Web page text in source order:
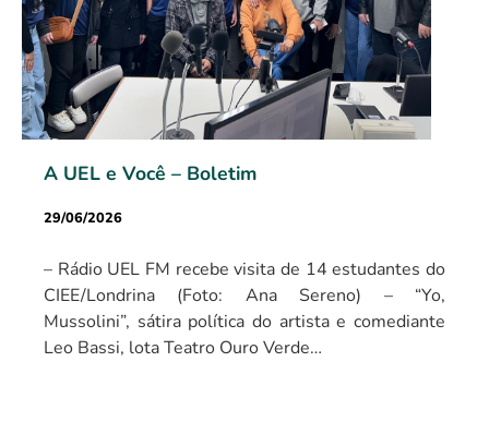
A UEL e Você – Boletim
29/06/2026
– Rádio UEL FM recebe visita de 14 estudantes do
CIEE/Londrina (Foto: Ana Sereno) – “Yo,
Mussolini”, sátira política do artista e comediante
Leo Bassi, lota Teatro Ouro Verde…